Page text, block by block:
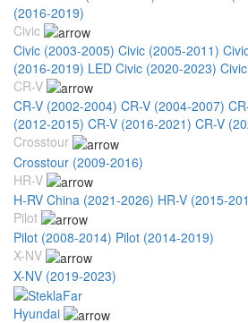
(2016-2019)
Civic
Civic (2003-2005) Civic (2005-2011)
(2016-2019) LED Civic (2020-2023)
CR-V
CR-V (2002-2004) CR-V (2004-2007)
(2012-2015) CR-V (2016-2021) CR-V
Crosstour
Crosstour (2009-2016)
HR-V
H-RV China (2021-2026) HR-V (2015-
Pilot
Pilot (2008-2014) Pilot (2014-2019)
X-NV
X-NV (2019-2023)
Hyundai